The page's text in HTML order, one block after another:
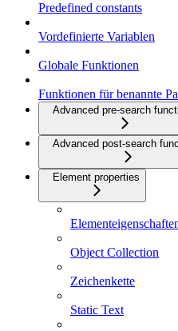
Predefined constants
Vordefinierte Variablen
Globale Funktionen
Funktionen für benannte
Advanced pre-search
Advanced post-search
Element properties
Object Collection
Zeichenkette
Static Text